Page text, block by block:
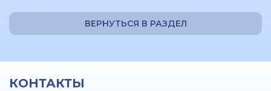
ВЕРНУТЬСЯ В РАЗДЕЛ
КОНТАКТЫ